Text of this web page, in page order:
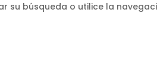
su búsqueda o utilice la